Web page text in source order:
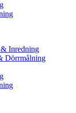
Inredning
Dörrmålning